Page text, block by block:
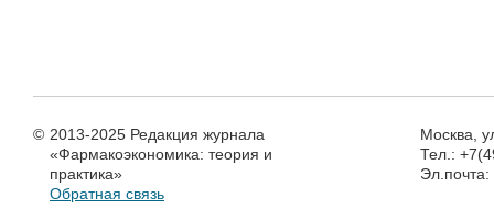
© 2013-2025 Редакция журнала
«Фармакоэкономика: теория и
практика»
Обратная связь
Москва,
Тел.:
Эл.почта: